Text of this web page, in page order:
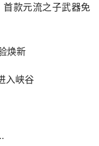
首款元流之子武器免
焕新
入峡谷